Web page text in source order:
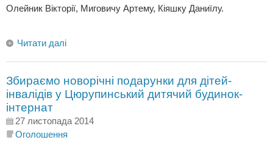
Олейник Вікторії, Миговичу Артему, Кіяшку Даниїлу.
Читати далі
Збираємо новорічні подарунки для дітей-
інвалідів у Цюрупинський дитячий будинок-
інтернат
27 листопада 2014
Оголошення